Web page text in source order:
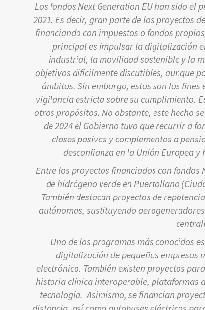
Los fondos Next Generation EU han sido el
2021. Es decir, gran parte de los proyectos
financiando con impuestos o fondos
principal es impulsar la digitalización
industrial, la movilidad sostenible y la
objetivos difícilmente discutibles, aunque
ámbitos. Sin embargo, estos son los
vigilancia estricta sobre su cumplimiento.
otros propósitos. No obstante, este hecho
de 2024 el Gobierno tuvo que recurrir a
clases pasivas y complementos a
desconfianza en la Unión Europea
Entre los proyectos financiados con fondos
de hidrógeno verde en Puertollano
También destacan proyectos de
autónomas, sustituyendo
Uno de los programas más conocidos
digitalización de pequeñas empresas
electrónico. También existen proyectos
historia clínica interoperable, plataformas
tecnología. Asimismo, se financian